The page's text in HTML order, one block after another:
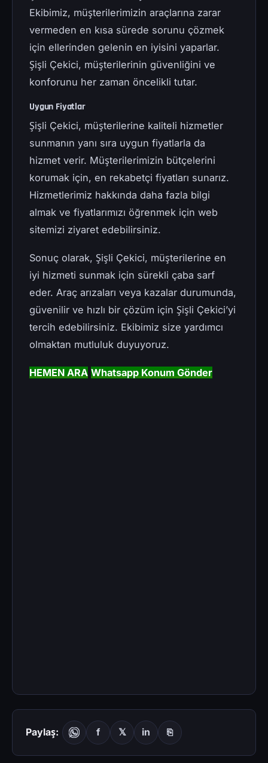
Ekibimiz, müşterilerimizin araçlarına zarar
vermeden en kısa sürede sorunu çözmek
için ellerinden gelenin en iyisini yaparlar.
Şişli Çekici, müşterilerinin güvenliğini ve
konforunu her zaman öncelikli tutar.
Uygun Fiyatlar
Şişli Çekici, müşterilerine kaliteli hizmetler
sunmanın yanı sıra uygun fiyatlarla da
hizmet verir. Müşterilerimizin bütçelerini
korumak için, en rekabetçi fiyatları sunarız.
Hizmetlerimiz hakkında daha fazla bilgi
almak ve fiyatlarımızı öğrenmek için web
sitemizi ziyaret edebilirsiniz.
Sonuç olarak, Şişli Çekici, müşterilerine en
iyi hizmeti sunmak için sürekli çaba sarf
eder. Araç arızaları veya kazalar durumunda,
güvenilir ve hızlı bir çözüm için Şişli Çekici’yi
tercih edebilirsiniz. Ekibimiz size yardımcı
olmaktan mutluluk duyuyoruz.
HEMEN ARA Whatsapp Konum Gönder
Paylaş: f 𝕏 in ⎘